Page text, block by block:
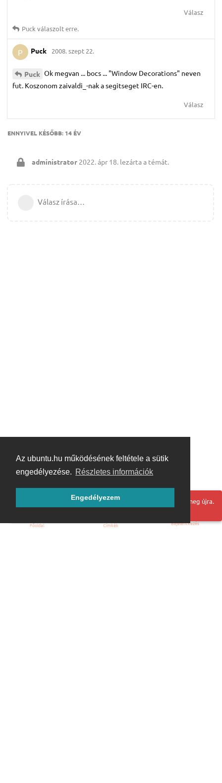
Az ubuntu.hu működésének feltétele a sütik
engedélyezése. Részletes információk
Engedélyezem
Válasz
Puck válaszolt erre.
P Puck 2008. szept 22.
Puck Ok megvan ... bocs ... "Window Decorations" neven
fut. Koszonom zaivaldi_-nak a segitseget IRC-en.
Válasz
ENNYIVEL KÉSŐBB: 14 ÉV
administrator 2022. ápr 18. lezárta a témát.
Válasz írása…
Hoppá! Valami hiba történt. Frissítse az oldalt és próbálja meg újra.
Főoldal Címkék Bejelentkezés